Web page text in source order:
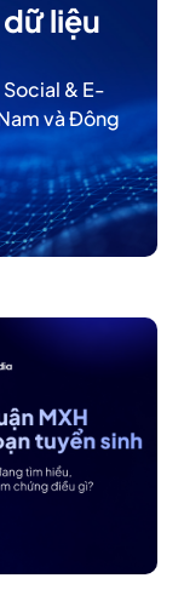
liệu
& E-
và Đông